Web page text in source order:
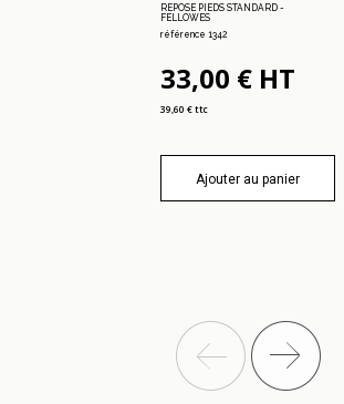
REPOSE PIEDS STANDARD -
FELLOWES
référence 1342
33,00 € HT
39,60 € ttc
Ajouter au panier